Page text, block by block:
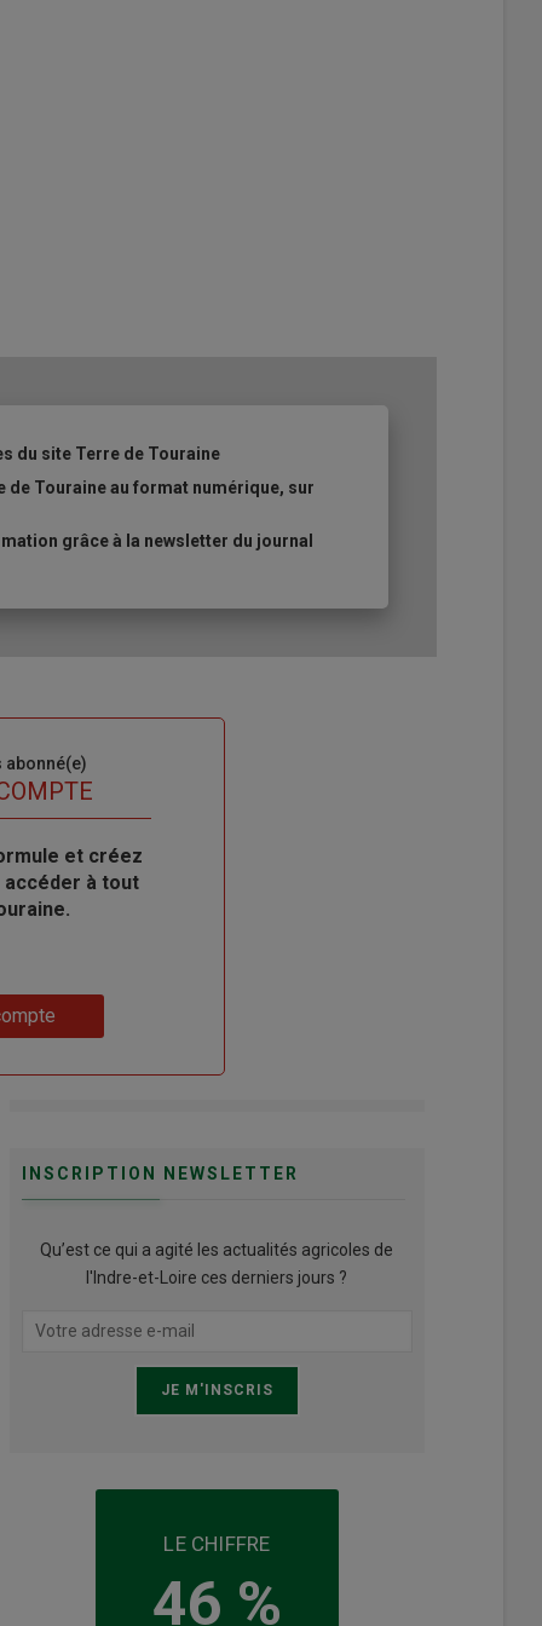
du site Terre de Touraine
de Touraine au format numérique, sur
grâce à la newsletter du journal
abonné(e)
et créez
à tout
INSCRIPTION NEWSLETTER
Qu’est ce qui a agité les actualités agricoles de
l'Indre-et-Loire ces derniers jours ?
LE CHIFFRE
46 %